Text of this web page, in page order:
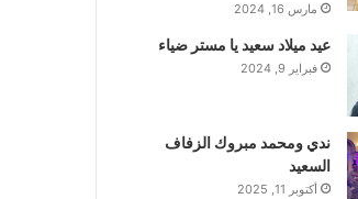
مارس 16, 2024
عيد ميلاد سعيد يا مستر ضياء
فبراير 9, 2024
ندي ومحمد مبروك الزفاف
السعيد
أكتوبر 11, 2025